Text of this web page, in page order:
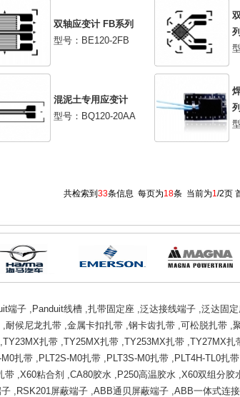
双轴应变计 FB系列
型号：BE120-2FB
列
混泥土专用应变计
型号：BQ120-20AA
列
共检索到 33条信息 每页为18条 当前为1/2页
端子 , Panduit线槽 ,扎带固定座 ,泛达接线端子 ,泛达固
,耐候尼龙扎带 ,金属卡扣扎带 ,钢卡齿扎带 ,可松脱扎带 ,
,TY23MX扎带 ,TY25MX扎带 ,TY253MX扎带 ,TY27MX扎
M0扎带 , PLT2S-M0扎带 , PLT3S-M0扎带 , PLT4H-TL0扎带
带 ,X60粘合剂 ,CA80胶水 , P250高温胶水 ,X60双组分胶
, RSK201屏蔽端子 ,ABB通贝屏蔽端子 ,ABB一体式连